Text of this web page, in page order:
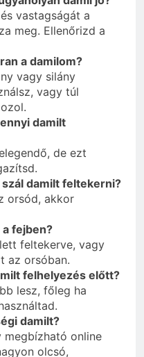
vastagságát a
meg. Ellenőrizd a
a damilom?
vagy silány
vagy túl
damilt
de ezt
damilt feltekerni?
orsód, akkor
a fejben?
feltekerve, vagy
az orsóban.
felhelyezés előtt?
lesz, főleg ha
damilt?
megbízható online
olcsó,